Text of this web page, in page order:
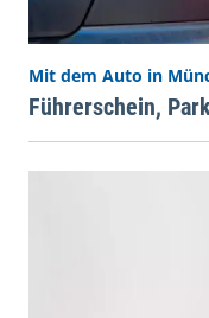
Mit dem Auto in
Führerschein,